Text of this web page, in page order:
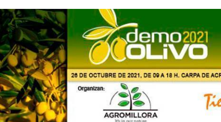
EL
RURAL
INNOVATION
HUB
EL
VALENCIANO